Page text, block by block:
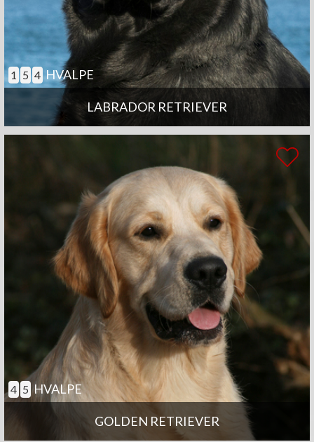
LABRADOR RETRIEVER
1 5 4 HVALPE
GOLDEN RETRIEVER
4 5 HVALPE